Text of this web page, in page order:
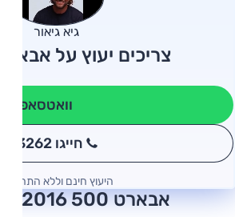
גיא גיאור
צריכים יעוץ על אבארט 500?
וואטסאפ
חייגו 3262
היעוץ חינם וללא התחייבות
אבארט 500 2016 חוות דעת